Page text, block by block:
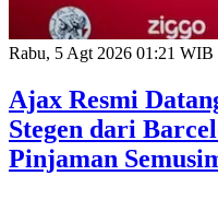
Rabu, 5 Agt 2026 01:21 WIB
Ajax Resmi
Stegen dari
Pinjaman